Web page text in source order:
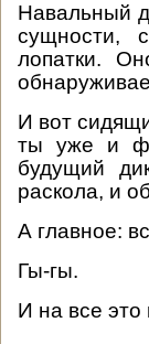
Навальный
сущности,
лопатки.
И вот
ты уже и
будущий
раскола, и
А главное:
Гы-гы.
И на все это